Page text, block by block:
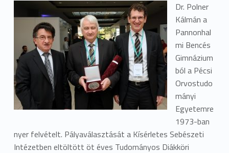
Dr. Polner
Kálmán a
Pannonhal
mi Bencés
Gimnázium
ból a Pécsi
Orvostudo
mányi
Egyetemre
1973-ban
nyer felvételt. Pályaválasztását a Kísérletes Sebészeti
Intézetben eltöltött öt éves Tudományos Diákköri